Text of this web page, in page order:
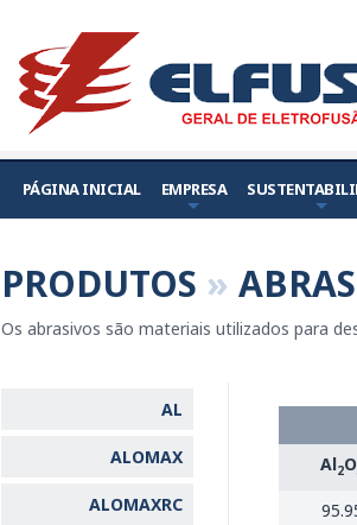
PÁGINA INICIAL EMPRESA
PRODUTOS »
Os abrasivos são materiais utilizados para
AL
ALOMAX
ALOMAXRC
Al2O